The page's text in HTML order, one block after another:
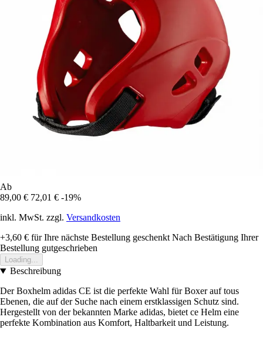
Ab
89,00 € 72,01 € -19%
inkl. MwSt. zzgl. Versandkosten
+3,60 € für Ihre nächste Bestellung geschenkt Nach Bestätigung Ihrer
Bestellung gutgeschrieben
Loading...
Beschreibung
Der Boxhelm adidas CE ist die perfekte Wahl für Boxer auf tous
Ebenen, die auf der Suche nach einem erstklassigen Schutz sind.
Hergestellt von der bekannten Marke adidas, bietet ce Helm eine
perfekte Kombination aus Komfort, Haltbarkeit und Leistung.